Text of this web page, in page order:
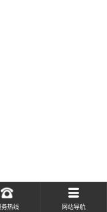
务热线 网站导航